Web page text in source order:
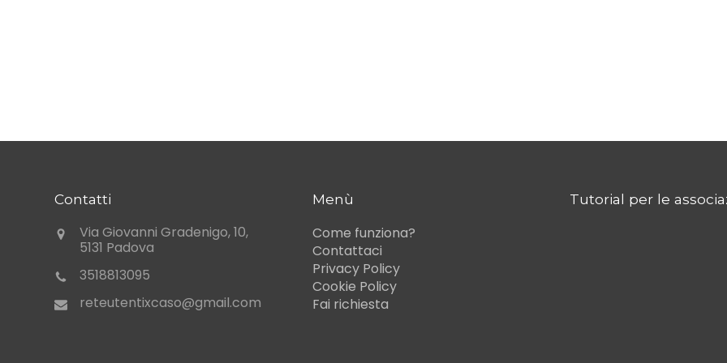
Contatti
Via Giovanni Gradenigo, 10,
5131 Padova
3518813095
reteutentixcaso@gmail.com
Menù
Come funziona?
Contattaci
Privacy Policy
Cookie Policy
Fai richiesta
Tutorial per le